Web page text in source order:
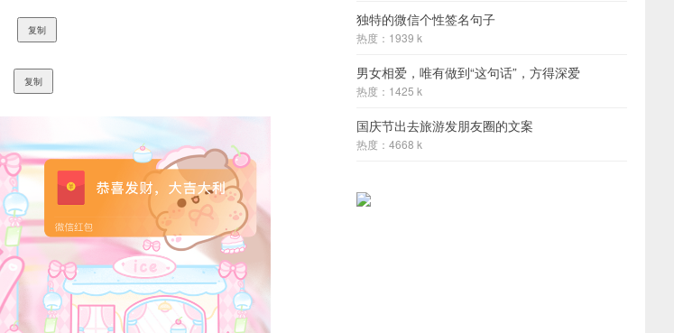
复制
复制
独特的微信个性签名句子
热度：1939 k
男女相爱，唯有做到“这句话”，方得深爱
热度：1425 k
国庆节出去旅游发朋友圈的文案
热度：4668 k